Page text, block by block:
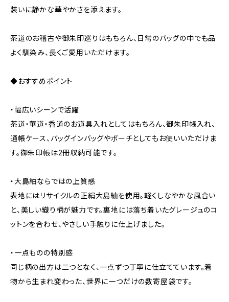
装いに静かな華やかさを添えます。
茶道のお稽古や御朱印巡りはもちろん、日常のバッグの中でも品
よく馴染み、長くご愛用いただけます。
◆おすすめポイント
・幅広いシーンで活躍
茶道・華道・香道のお道具入れとしてはもちろん、御朱印帳入れ、
通帳ケース、バッグインバッグやポーチとしてもお使いいただけま
す。御朱印帳は2冊収納可能です。
・大島紬ならではの上質感
表地にはリサイクルの正絹大島紬を使用。軽くしなやかな風合い
と、美しい織り柄が魅力です。裏地には落ち着いたグレージュのコ
ットンを合わせ、やさしい手触りに仕上げました。
・一点ものの特別感
同じ柄の出方は二つとなく、一点ずつ丁寧に仕立てています。着
物から生まれ変わった、世界に一つだけの数寄屋袋です。